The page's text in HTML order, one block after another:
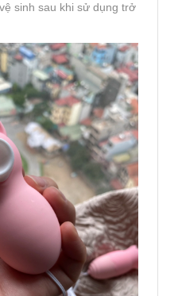
sinh sau khi sử dụng trở